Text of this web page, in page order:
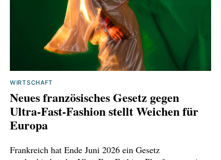
WIRTSCHAFT
Neues französisches Gesetz gegen
Ultra-Fast-Fashion stellt Weichen für
Europa
Frankreich hat Ende Juni 2026 ein Gesetz